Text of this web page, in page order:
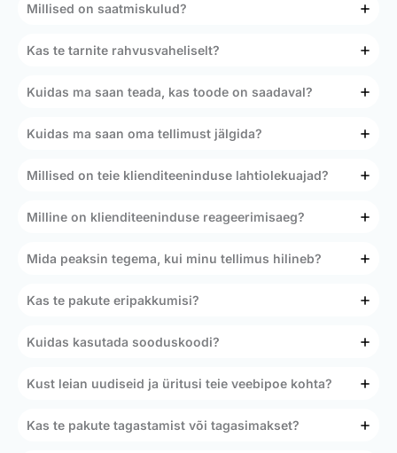
Millised on saatmiskulud?
Kas te tarnite rahvusvaheliselt?
Kuidas ma saan teada, kas toode on saadaval?
Kuidas ma saan oma tellimust jälgida?
Millised on teie klienditeeninduse lahtiolekuajad?
Milline on klienditeeninduse reageerimisaeg?
Mida peaksin tegema, kui minu tellimus hilineb?
Kas te pakute eripakkumisi?
Kuidas kasutada sooduskoodi?
Kust leian uudiseid ja üritusi teie veebipoe kohta?
Kas te pakute tagastamist või tagasimakset?